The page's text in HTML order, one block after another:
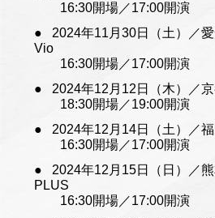
16:30開場／17:00開演
2024年11月30日（土）／
Vio
16:30開場／17:00開演
2024年12月12日（木）／
18:30開場／19:00開演
2024年12月14日（土）／
16:30開場／17:00開演
2024年12月15日（日）／
PLUS
16:30開場／17:00開演